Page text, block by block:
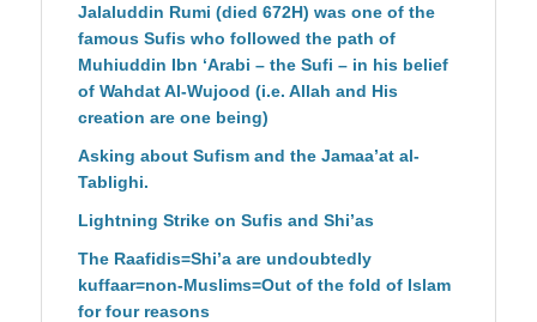
Jalaluddin Rumi (died 672H) was one of the
famous Sufis who followed the path of
Muhiuddin Ibn ‘Arabi – the Sufi – in his belief
of Wahdat Al-Wujood (i.e. Allah and His
creation are one being)
Asking about Sufism and the Jamaa’at al-
Tablighi.
Lightning Strike on Sufis and Shi’as
The Raafidis=Shi’a are undoubtedly
kuffaar=non-Muslims=Out of the fold of Islam
for four reasons